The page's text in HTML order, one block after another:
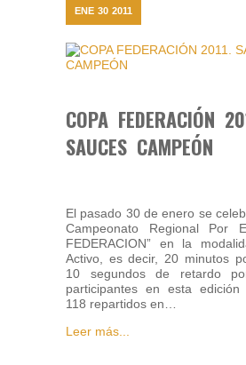
ENE 30 2011
COPA FEDERACIÓN
SAUCES CAMPEÓN
El pasado 30 de enero se
Campeonato Regional Por
FEDERACION” en la
Activo, es decir, 20 minutos
10 segundos de retardo
participantes en esta edición
118 repartidos en…
Leer más...